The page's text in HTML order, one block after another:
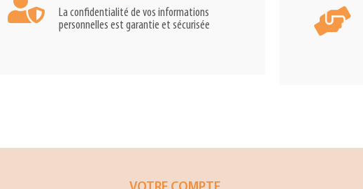
La confidentialité de vos informations
personnelles est garantie et sécurisée